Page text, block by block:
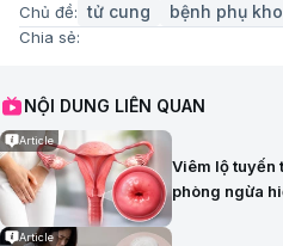
Chủ đề: tử cung bệnh phụ
Chia sẻ:
NỘI DUNG LIÊN QUAN
Article
Viêm lộ tuyến
phòng ngừa
Article